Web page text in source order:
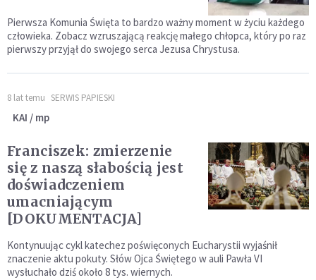
Pierwsza Komunia Święta to bardzo ważny moment w życiu każdego
człowieka. Zobacz wzruszającą reakcję małego chłopca, który po raz
pierwszy przyjął do swojego serca Jezusa Chrystusa.
8 lat temu SERWIS PAPIESKI
KAI / mp
Franciszek: zmierzenie
się z naszą słabością jest
doświadczeniem
umacniającym
[DOKUMENTACJA]
Kontynuując cykl katechez poświęconych Eucharystii wyjaśnił
znaczenie aktu pokuty. Słów Ojca Świętego w auli Pawła VI
wysłuchało dziś około 8 tys. wiernych.